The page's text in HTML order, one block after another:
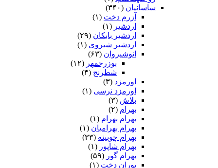
ساسانیان (۳۴۰)
آزرم دخت (۱)
اردشیر (۱)
اردشیر بابکان (۲۹)
اردشیر شیروی (۱)
انوشیروان (۶۳)
بوزرجمهر (۱۲)
شطرنج (۴)
اورمزد (۳)
اورمزد نرسى‏ (۱)
بلاش (۳)
بهرام (۲)
بهرام بهرام (۱)
بهرام بهرامیان‏ (۱)
بهرام چوبینه (۳۳)
بهرام شاپور (۱)
بهرام گور (۵۹)
پوران دخت (۱)